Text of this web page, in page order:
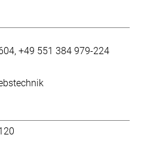
+49 551 384 979-224